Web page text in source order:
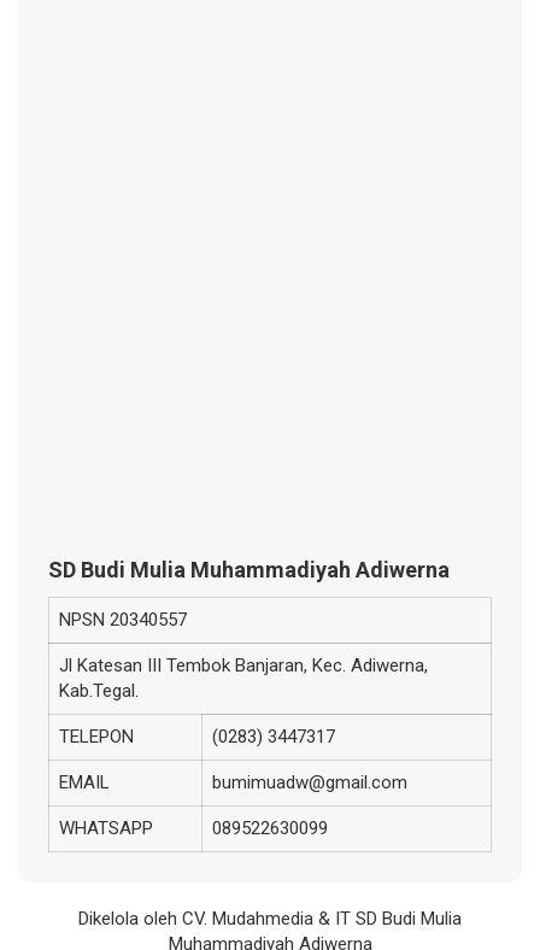
SD Budi Mulia Muhammadiyah Adiwerna
NPSN 20340557
Jl Katesan III Tembok Banjaran, Kec. Adiwerna,
Kab.Tegal.
TELEPON (0283) 3447317
EMAIL bumimuadw@gmail.com
WHATSAPP 089522630099
Dikelola oleh CV. Mudahmedia & IT SD Budi Mulia
Muhammadiyah Adiwerna